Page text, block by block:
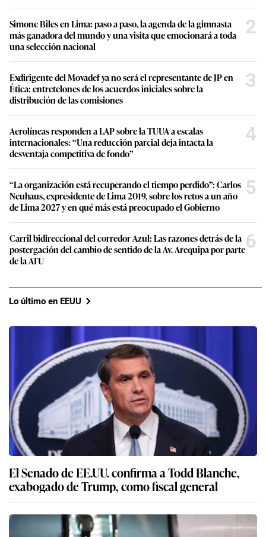
Simone Biles en Lima: paso a paso, la agenda de la gimnasta
más ganadora del mundo y una visita que emocionará a toda
una selección nacional
2
Exdirigente del Movadef ya no será el representante de JP en
Ética: entretelones de los acuerdos iniciales sobre la
distribución de las comisiones
3
Aerolíneas responden a LAP sobre la TUUA a escalas
internacionales: “Una reducción parcial deja intacta la
desventaja competitiva de fondo”
4
“La organización está recuperando el tiempo perdido”: Carlos
Neuhaus, expresidente de Lima 2019, sobre los retos a un año
de Lima 2027 y en qué más está preocupado el Gobierno
5
Carril bidireccional del corredor Azul: Las razones detrás de la
postergación del cambio de sentido de la Av. Arequipa por parte
de la ATU
6
Lo último en EEUU
El Senado de EE.UU. confirma a Todd Blanche,
exabogado de Trump, como fiscal general